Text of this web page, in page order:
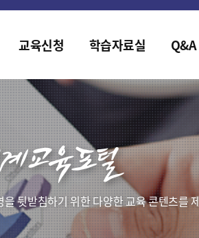
교육 사전수요조사 안내
교육신청 학습자료실 Q&A
뒷받침하기 위한 다양한 교육 콘텐츠를